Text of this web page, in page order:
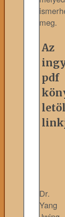
meg.
Az
pdf
Dr.
Yang